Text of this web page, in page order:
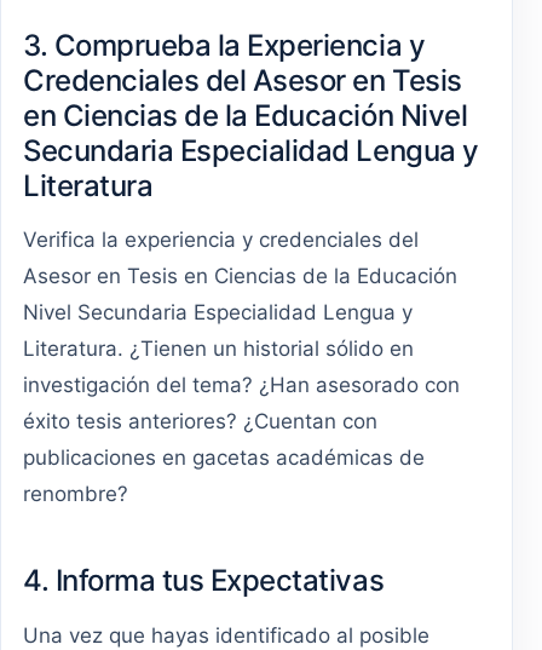
3. Comprueba la Experiencia y
Credenciales del Asesor en Tesis
en Ciencias de la Educación Nivel
Secundaria Especialidad Lengua y
Literatura
Verifica la experiencia y credenciales del
Asesor en Tesis en Ciencias de la Educación
Nivel Secundaria Especialidad Lengua y
Literatura. ¿Tienen un historial sólido en
investigación del tema? ¿Han asesorado con
éxito tesis anteriores? ¿Cuentan con
publicaciones en gacetas académicas de
renombre?
4. Informa tus Expectativas
Una vez que hayas identificado al posible